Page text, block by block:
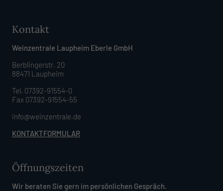
Kontakt
Weinzentrale Laupheim Eberle GmbH
Berblingerstr. 20
88471 Laupheim
Tel. 07392-91554-0
Fax 07392-91554-55
info@weinzentrale.de
KONTAKTFORMULAR
Öffnungszeiten
Wir beraten Sie gern im persönlichen Gespräch.